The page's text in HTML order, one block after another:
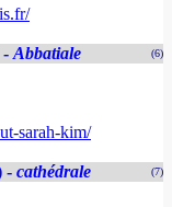
- Abbatiale (6)
sarah-kim/
- cathédrale (7)